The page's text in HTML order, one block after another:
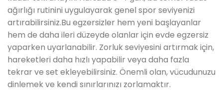
ağırlığı rutinini uygulayarak genel spor seviyenizi
artırabilirsiniz.Bu egzersizler hem yeni başlayanlar
hem de daha ileri düzeyde olanlar için evde egzersiz
yaparken uyarlanabilir. Zorluk seviyesini artırmak için,
hareketleri daha hızlı yapabilir veya daha fazla
tekrar ve set ekleyebilirsiniz. Önemli olan, vücudunuzu
dinlemek ve kendi sınırlarınızı zorlamaktır.